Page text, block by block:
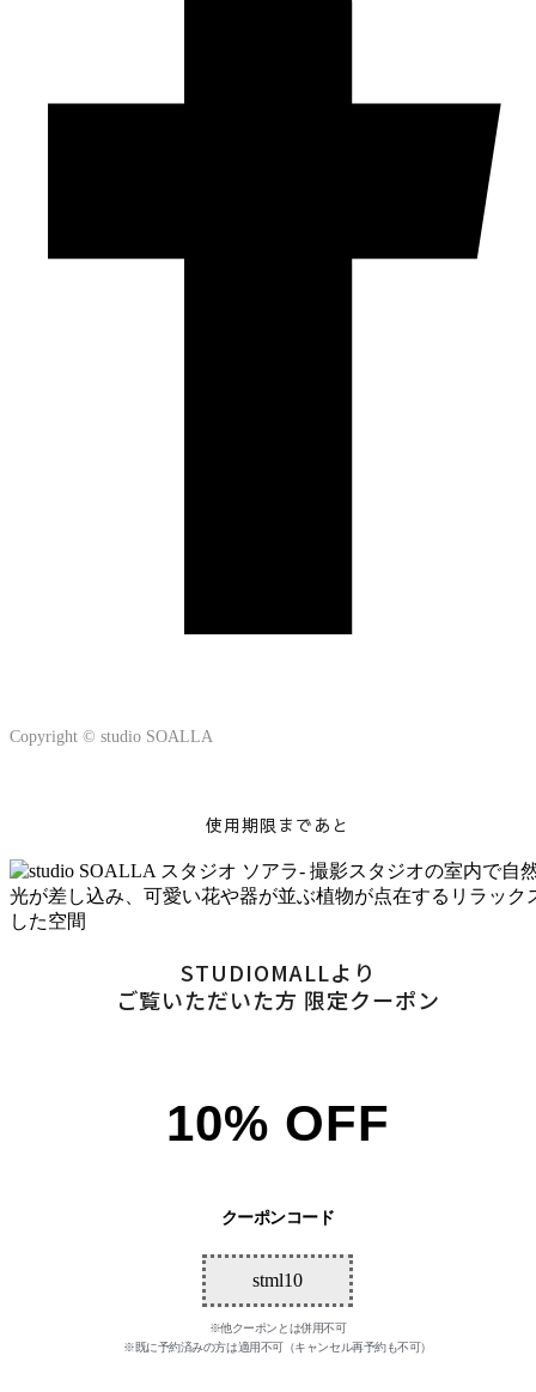
Copyright © studio SOALLA
使用期限まであと
STUDIOMALLより
ご覧いただいた方 限定クーポン
10% OFF
クーポンコード
stml10
※他クーポンとは併用不可
※既に予約済みの方は適用不可（キャンセル再予約も不可）